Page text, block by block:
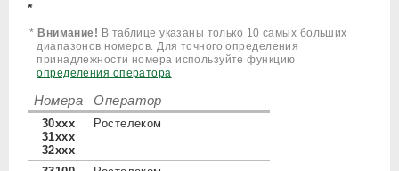
*
* Внимание! В таблице указаны только 10 самых больших
диапазонов номеров. Для точного определения
принадлежности номера используйте функцию
определения оператора
Номера Оператор
30xxx
31xxx
32xxx
Ростелеком